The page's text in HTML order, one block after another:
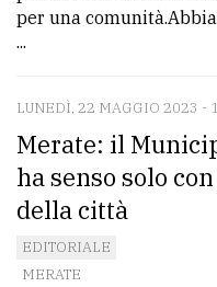
per una
...
LUNEDÌ, 22 MAGGIO 2023 -
Merate: il
ha senso solo
della città
EDITORIALE
MERATE